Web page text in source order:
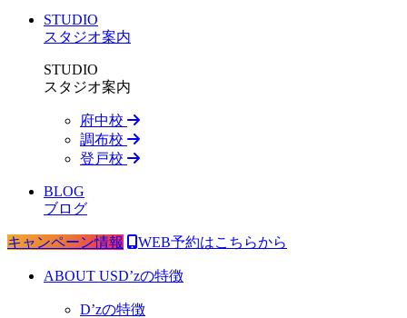
STUDIO
スタジオ案内
STUDIO
スタジオ案内
府中校
調布校
登戸校
BLOG
ブログ
キャンペーン情報 WEB予約はこちらから
ABOUT USD’zの特徴
D’zの特徴